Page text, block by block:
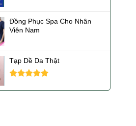
Đồng Phục Spa Cho Nhân
Viên Nam
Tạp Dề Da Thật
hạng5.00